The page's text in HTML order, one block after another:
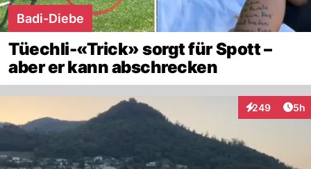
Badi-Diebe
Tüechli-«Trick» sorgt für Spott –
aber er kann abschrecken
249
Interaktionen
5h